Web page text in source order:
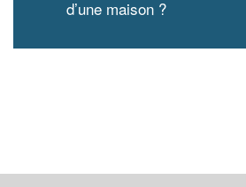
d’une maison ?